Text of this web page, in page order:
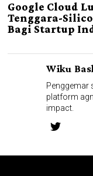
Google Cloud
Tenggara-
Bagi Startup
Wiku
Penggemar
platform
impact.